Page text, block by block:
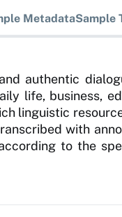
MetadataSample
authentic
life, business,
linguistic
with
to the